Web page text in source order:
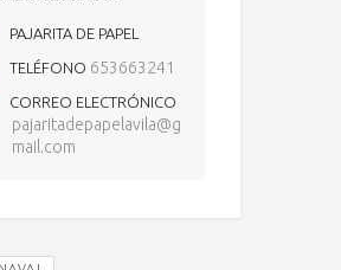
PAJARITA DE PAPEL
TELÉFONO 653663241
CORREO ELECTRÓNICO
pajaritadepapelavila@g
mail.com